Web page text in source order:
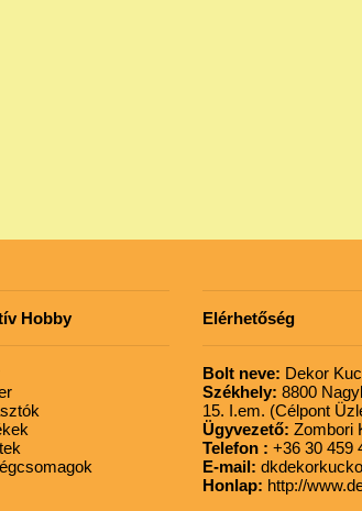
Hobby Elérhetőség
Bolt neve: Dekor
Székhely: 8800
15. I.em. (Célpont
Ügyvezető: Zombori
Telefon : +36 30 459
E-mail:
Honlap: http://